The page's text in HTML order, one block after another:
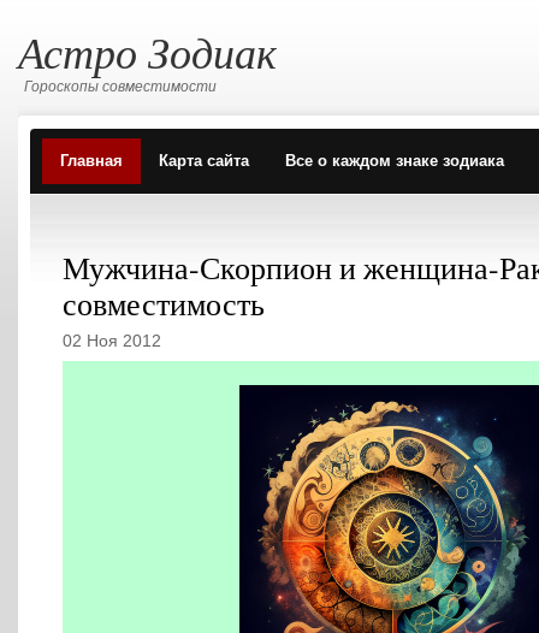
Астро Зодиак
Гороскопы совместимости
Главная Карта сайта Все о каждом знаке зодиака
Мужчина-Скорпион и женщина-
совместимость
02 Ноя 2012